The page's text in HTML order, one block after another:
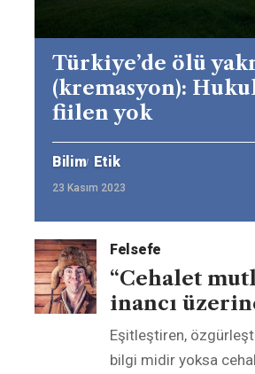
Türkiye’de ölü
(kremasyon):
fiilen yok
Bilim Etik
23 Kasım 2023
Felsefe
“Cehalet
inancı
Eşitleştiren,
bilgi midir yoksa